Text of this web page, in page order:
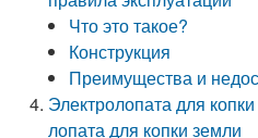
Что это такое?
Конструкция
Преимущества и
Электролопата для
лопата для копки земли